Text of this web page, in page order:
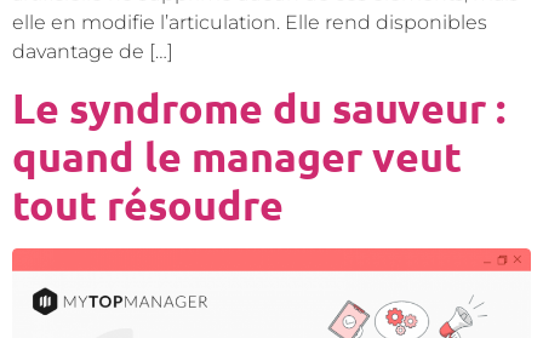
elle en modifie l’articulation. Elle rend disponibles
davantage de […]
Le syndrome du sauveur :
quand le manager veut
tout résoudre